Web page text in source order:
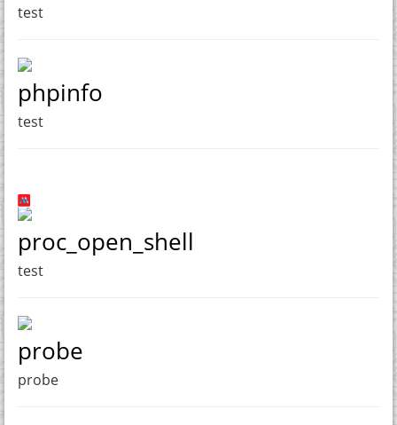
test
phpinfo
test
proc_open_shell
test
probe
probe